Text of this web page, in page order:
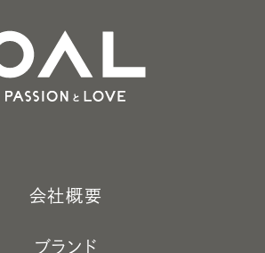
会社概要
ブランド